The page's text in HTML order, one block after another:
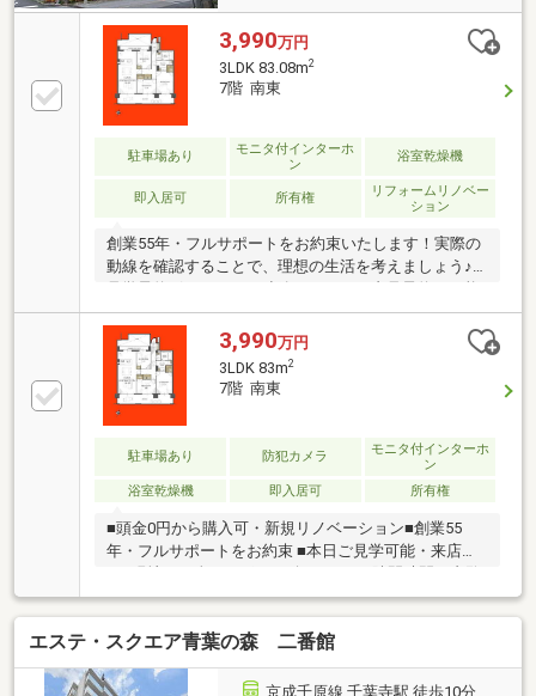
3,990万円
3LDK 83.08m2
7階 南東
駐車場あり
モニタ付インターホ
ン
浴室乾燥機
即入居可 所有権
リフォームリノベー
ション
創業55年・フルサポートをお約束いたします！実際の
動線を確認することで、理想の生活を考えましょう♪
見学予約ボタンより、連絡不要ですぐ内見予約が可能
です！・物件おすすめポイント・□大画面ＴＶも余
裕、インテリアプランが考えやすいワイドなリビング
■お子様のお留守番にも安心、訪問者を確認できるＴ
Ｖモニタ・インタホン付き□全居室収納付きで「自分
の物は自分でしまう」が自然に身に付く間取り■浴室
には浴室乾燥機つき、湿気を排しカビ防止に大活躍。
冬季のヒートショック緩和に
3,990万円
3LDK 83m2
7階 南東
駐車場あり 防犯カメラ
モニタ付インターホ
ン
浴室乾燥機
即入居可 所有権
■頭金0円から購入可・新規リノベーション■創業55
年・フルサポートをお約束 ■本日ご見学可能・来店不
要■現地にて全てサポート致します■ □隙間時間で内覧
OK□
エステ・スクエア青葉の森 二番館
京成千原線 千葉寺駅 徒歩10分